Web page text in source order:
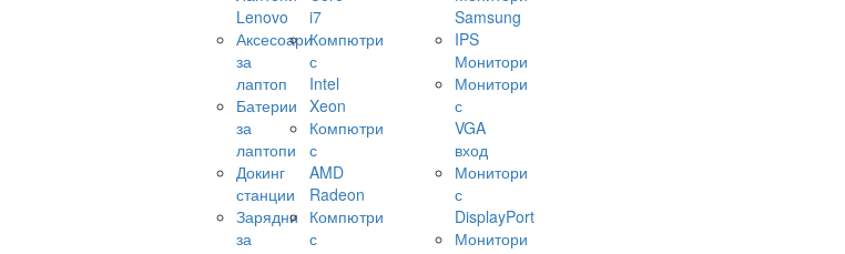
Lenovo
Аксесоари
за
лаптоп
Батерии
за
лаптопи
Докинг
станции
Зарядни
за
i7
Компютри
с
Intel
Xeon
Компютри
с
AMD
Radeon
Компютри
с
Samsung
IPS
Монитори
Монитори
с
VGA
вход
Монитори
с
DisplayPort
Монитори